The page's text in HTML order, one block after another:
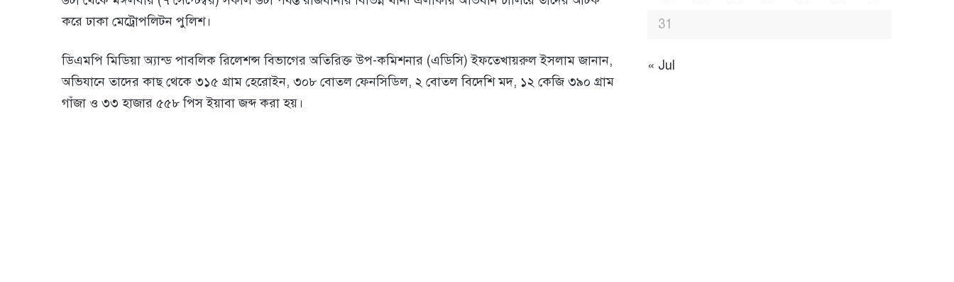
করে ঢাকা মেট্রোপলিটন পুলিশ।
ডিএমপি মিডিয়া অ্যান্ড পাবলিক রিলেশন্স বিভাগের অতিরিক্ত উপ-কমিশনার (এডিসি) ইফতেখায়রুল ইসলাম জানান,
অভিযানে তাদের কাছ থেকে ৩১৫ গ্রাম হেরোইন, ৩০৮ বোতল ফেনসিডিল, ২ বোতল বিদেশি মদ, ১২ কেজি ৩৯০ গ্রাম
গাঁজা ও ৩৩ হাজার ৫৫৮ পিস ইয়াবা জব্দ করা হয়।
31
« Jul